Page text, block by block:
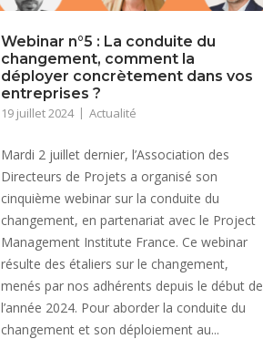
Webinar n°5 : La conduite du
changement, comment la
déployer concrètement dans vos
entreprises ?
19 juillet 2024 Actualité
Mardi 2 juillet dernier, l’Association des
Directeurs de Projets a organisé son
cinquième webinar sur la conduite du
changement, en partenariat avec le Project
Management Institute France. Ce webinar
résulte des étaliers sur le changement,
menés par nos adhérents depuis le début de
l’année 2024. Pour aborder la conduite du
changement et son déploiement au...